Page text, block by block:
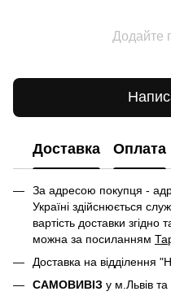
Додайте
Доставка Оплата
За адресою покупця -
Україні здійснюється
вартість доставки
можна за посиланням
Доставка на відділення
САМОВИВІЗ у м.Львів